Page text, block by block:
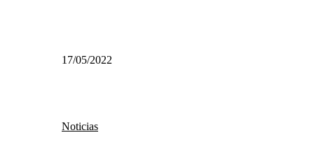
17/05/2022
Noticias